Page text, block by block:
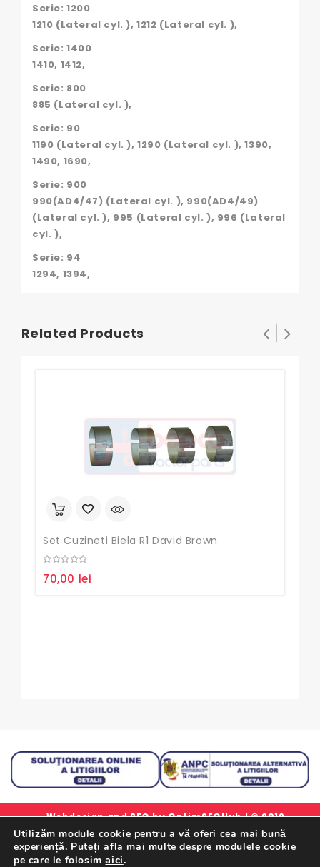
Serie: 1200
1210 (Lateral cyl. ), 1212 (Lateral cyl. ),
Serie: 1400
1410, 1412,
Serie: 800
885 (Lateral cyl. ),
Serie: 90
1190 (Lateral cyl. ), 1290 (Lateral cyl. ), 1390,
1490, 1690,
Serie: 900
990(AD4/47) (Lateral cyl. ), 990(AD4/49)
(Lateral cyl. ), 995 (Lateral cyl. ), 996 (Lateral
cyl. ),
Serie: 94
1294, 1394,
Related Products
Set Cuzineti Biela R1 David Brown
out
70,00 lei
Webdesign and SEO byOptimSEOHub| © 2019
simlorex.ro - Toate drepturile rezervate.
Formular Retur Garantii
Certificat Garantie
Utilizăm module cookie pentru a vă oferi cea mai bună
experiență. Puteți afla mai multe despre modulele cookie
pe care le folosim aici.